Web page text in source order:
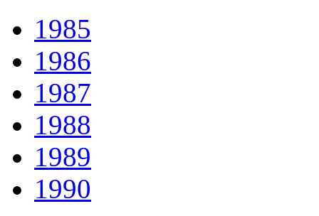
1985
1986
1987
1988
1989
1990